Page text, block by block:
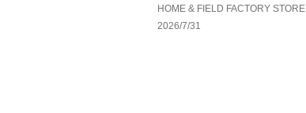
HOME & FIELD FACTORY STORE
2026/7/31